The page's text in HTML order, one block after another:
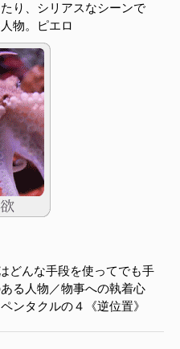
り、シリアスなシーンで
物。ピエロ
どんな手段を使ってでも手
る人物／物事への執着心
ンタクルの４《逆位置》